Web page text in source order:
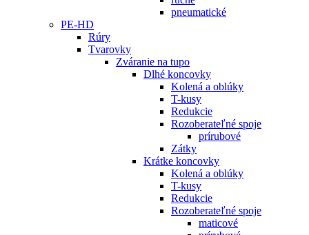
pneumatické
PE-HD
Rúry
Tvarovky
Zváranie na tupo
Dlhé koncovky
Kolená a oblúky
T-kusy
Redukcie
Rozoberateľné spoje
prírubové
Zátky
Krátke koncovky
Kolená a oblúky
T-kusy
Redukcie
Rozoberateľné spoje
maticové